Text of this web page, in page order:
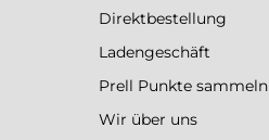
Direktbestellung
Ladengeschäft
Prell Punkte sammeln
Wir über uns